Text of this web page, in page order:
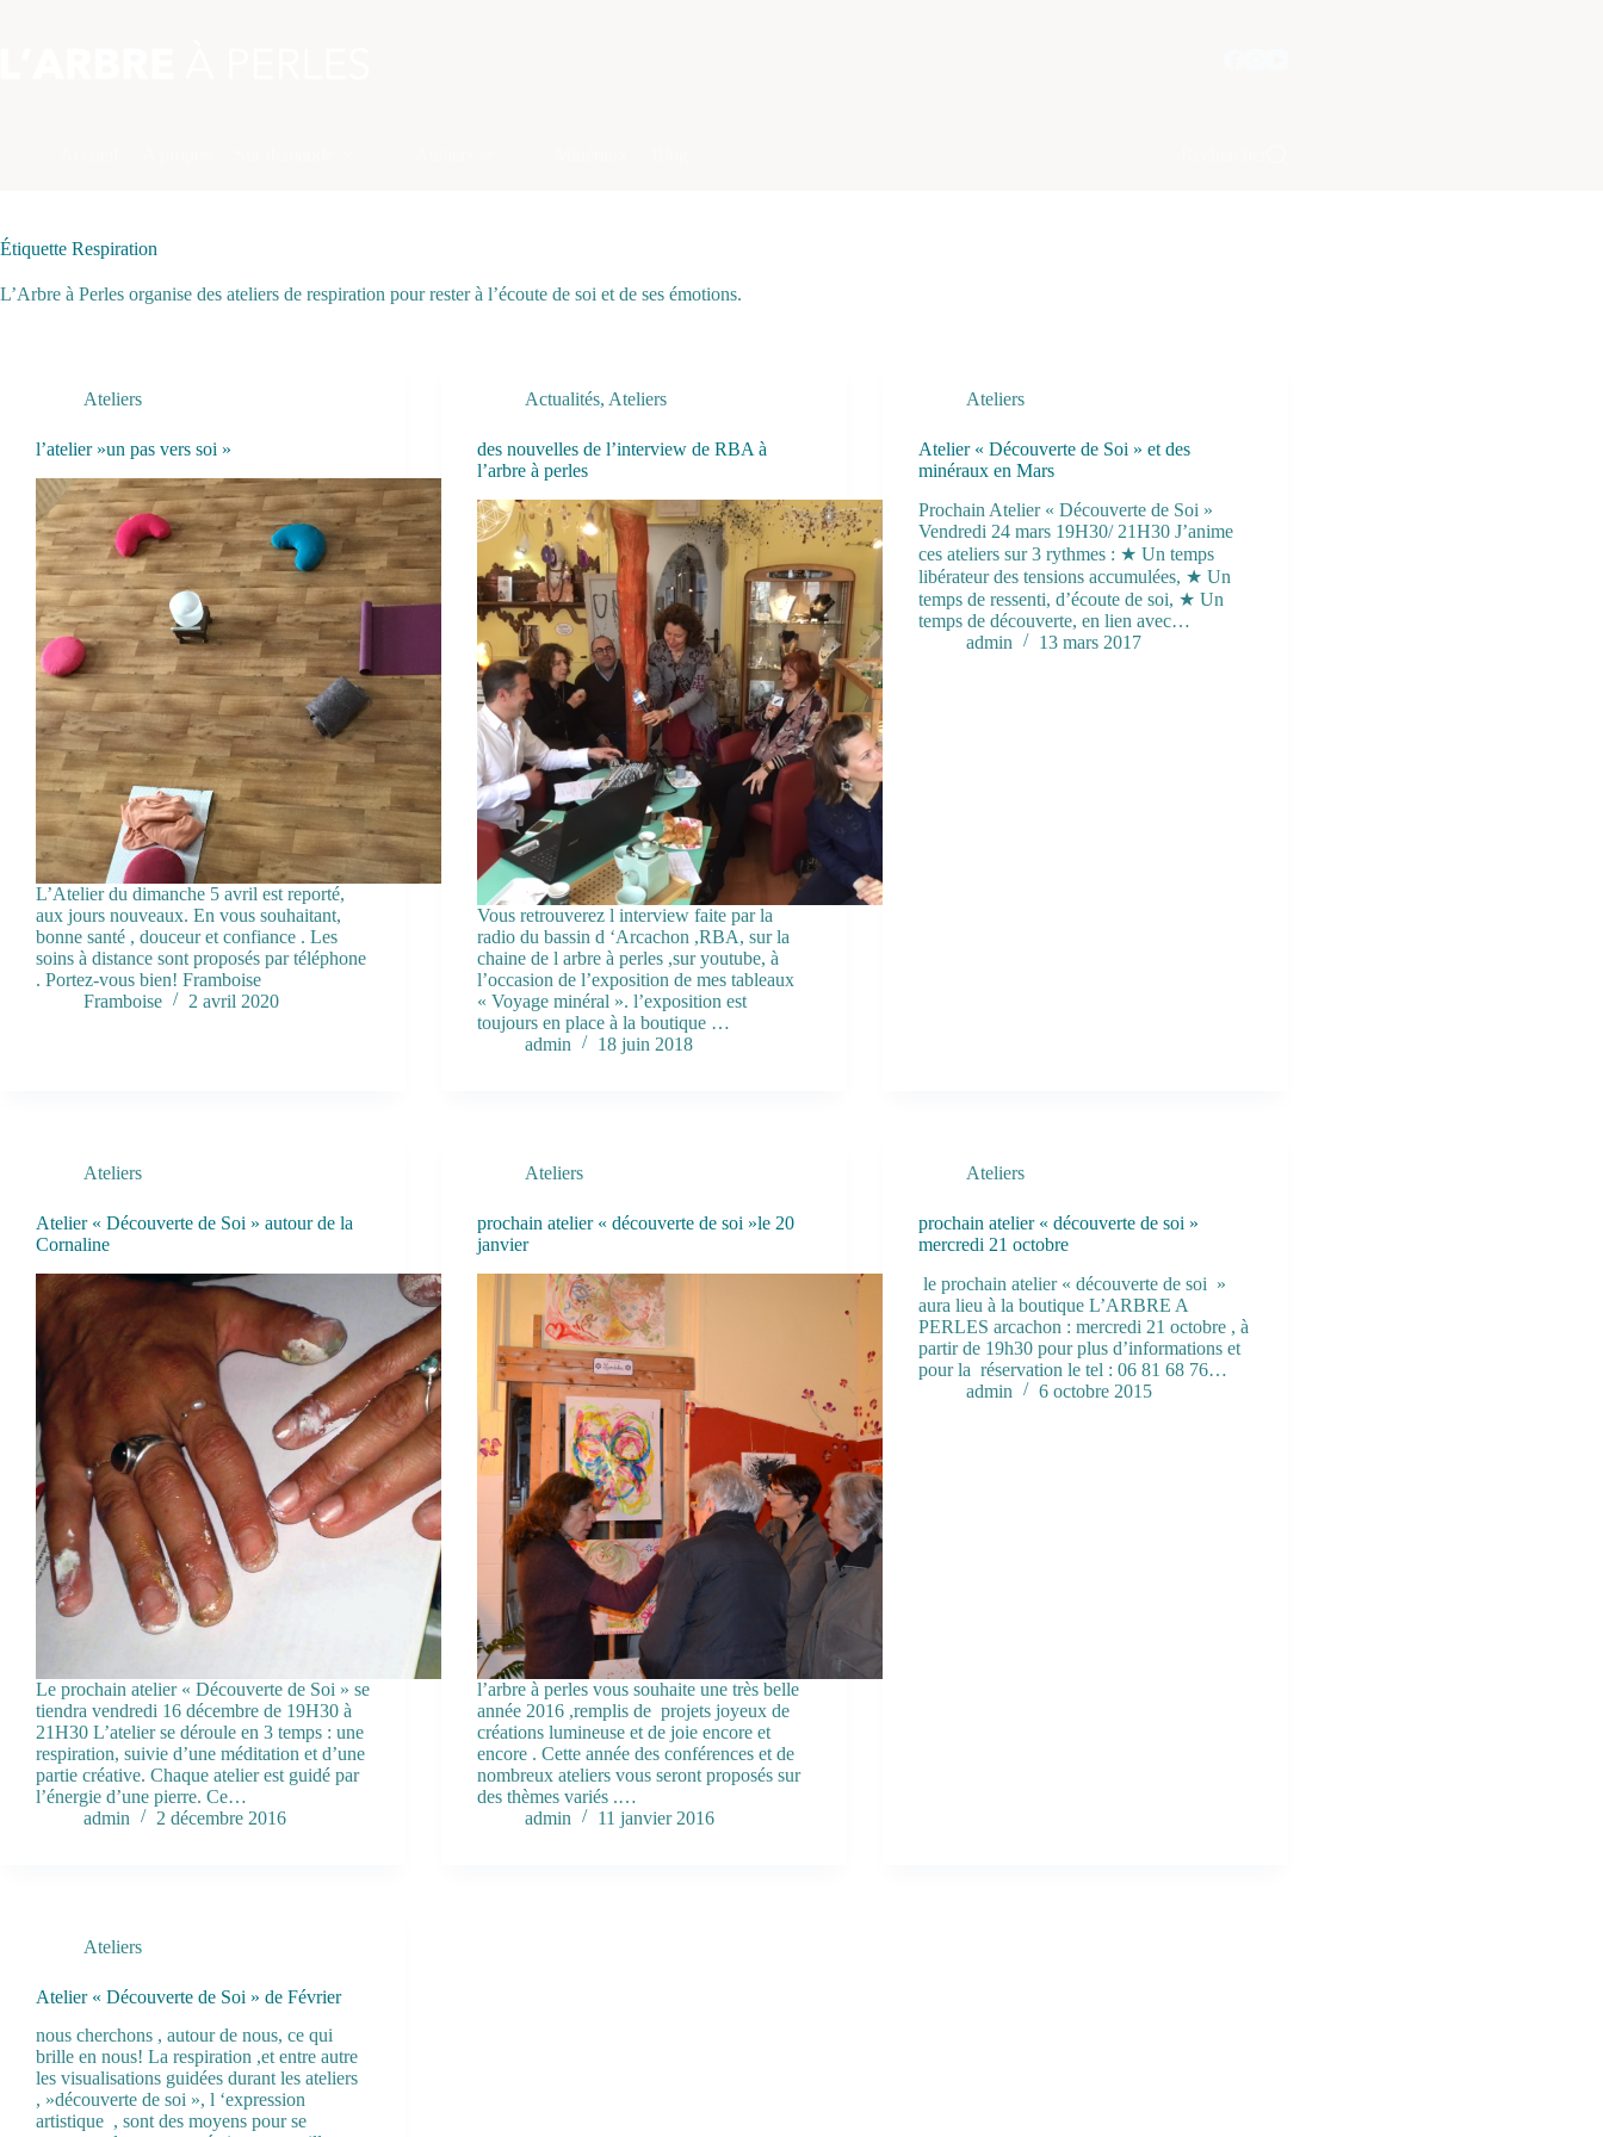
Étiquette Respiration
L’Arbre à Perles organise des ateliers de respiration pour rester à l’écoute de soi et de ses émotions.
Ateliers
l’atelier »un pas vers soi »
L’Atelier du dimanche 5 avril est reporté,
aux jours nouveaux. En vous souhaitant,
bonne santé , douceur et confiance . Les
soins à distance sont proposés par téléphone
. Portez-vous bien! Framboise
Framboise
2 avril 2020
Actualités, Ateliers
des nouvelles de l’interview de RBA à
l’arbre à perles
Vous retrouverez l interview faite par la
radio du bassin d ‘Arcachon ,RBA, sur la
chaine de l arbre à perles ,sur youtube, à
l’occasion de l’exposition de mes tableaux
« Voyage minéral ». l’exposition est
toujours en place à la boutique …
admin
18 juin 2018
Ateliers
Atelier « Découverte de Soi » et des
minéraux en Mars
Prochain Atelier « Découverte de Soi »
Vendredi 24 mars 19H30/ 21H30 J’anime
ces ateliers sur 3 rythmes : ★ Un temps
libérateur des tensions accumulées, ★ Un
temps de ressenti, d’écoute de soi, ★ Un
temps de découverte, en lien avec…
admin
13 mars 2017
Ateliers
Atelier « Découverte de Soi » autour de la
Cornaline
Le prochain atelier « Découverte de Soi » se
tiendra vendredi 16 décembre de 19H30 à
21H30 L’atelier se déroule en 3 temps : une
respiration, suivie d’une méditation et d’une
partie créative. Chaque atelier est guidé par
l’énergie d’une pierre. Ce…
admin
2 décembre 2016
Ateliers
prochain atelier « découverte de soi »le 20
janvier
l’arbre à perles vous souhaite une très belle
année 2016 ,remplis de projets joyeux de
créations lumineuse et de joie encore et
encore . Cette année des conférences et de
nombreux ateliers vous seront proposés sur
des thèmes variés .…
admin
11 janvier 2016
Ateliers
prochain atelier « découverte de soi »
mercredi 21 octobre
le prochain atelier « découverte de soi »
aura lieu à la boutique L’ARBRE A
PERLES arcachon : mercredi 21 octobre , à
partir de 19h30 pour plus d’informations et
pour la réservation le tel : 06 81 68 76…
admin
6 octobre 2015
Ateliers
Atelier « Découverte de Soi » de Février
nous cherchons , autour de nous, ce qui
brille en nous! La respiration ,et entre autre
les visualisations guidées durant les ateliers
, »découverte de soi », l ‘expression
artistique , sont des moyens pour se